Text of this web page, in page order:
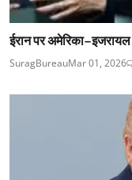
ईरान पर
SuragBureauMar 01, 2026